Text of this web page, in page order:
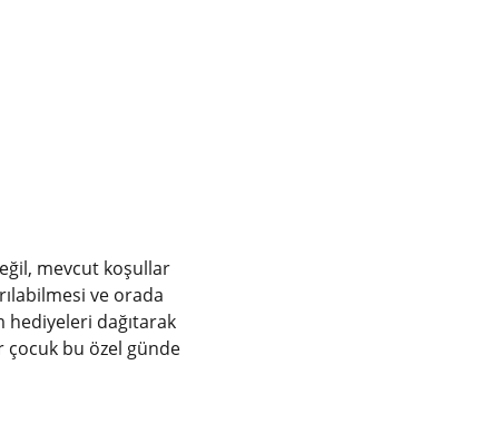
mevcut koşullar
ve orada
hediyeleri dağıtarak
bu özel günde